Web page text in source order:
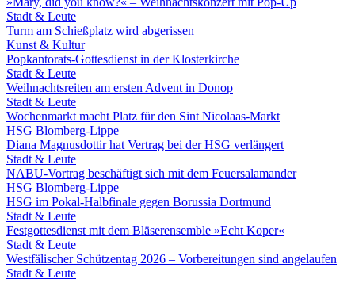
Stadt & Leute
Turm am Schießplatz wird abgerissen
Kunst & Kultur
Popkantorats-Gottesdienst in der Klosterkirche
Stadt & Leute
Weihnachtsreiten am ersten Advent in Donop
Stadt & Leute
Wochenmarkt macht Platz für den Sint Nicolaas-Markt
HSG Blomberg-Lippe
Diana Magnusdottir hat Vertrag bei der HSG verlängert
Stadt & Leute
NABU-Vortrag beschäftigt sich mit dem Feuersalamander
HSG Blomberg-Lippe
HSG im Pokal-Halbfinale gegen Borussia Dortmund
Stadt & Leute
Festgottesdienst mit dem Bläserensemble »Echt Koper«
Stadt & Leute
Westfälischer Schützentag 2026 – Vorbereitungen sind angelaufen
Stadt & Leute